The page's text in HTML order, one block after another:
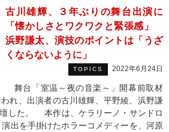
古川雄輝、３年ぶりの舞台出演に
「懐かしさとワクワクと緊張感」
浜野謙太、演技のポイントは「うざ
くならないように」
TOPICS 2022年6月24日
舞台「室温～夜の音楽～」開幕前取材
れ、出演者の古川雄輝、平野綾、浜野謙
した。 本作は、ケラリーノ・サンドロ
出を手掛けたホラーコメディーを、河原